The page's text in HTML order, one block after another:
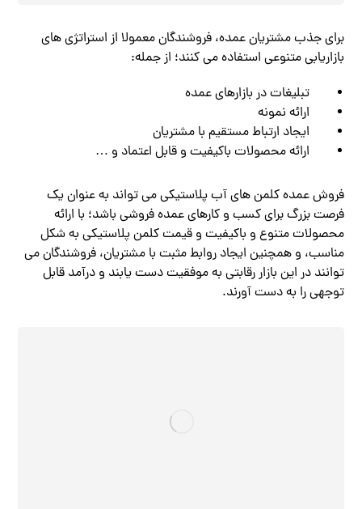
برای جذب مشتریان عمده، فروشندگان معمولا از استراتژی‌ های
بازاریابی متنوعی استفاده می‌ کنند؛ از جمله:
تبلیغات در بازارهای عمده
ارائه نمونه
ایجاد ارتباط مستقیم با مشتریان
ارائه محصولات باکیفیت و قابل اعتماد و …
فروش عمده کلمن‌ های آب پلاستیکی می‌ تواند به عنوان یک
فرصت بزرگ برای کسب و کارهای عمده‌ فروشی باشد؛ با ارائه
محصولات متنوع و باکیفیت و قیمت کلمن پلاستیکی به شکل
مناسب، و همچنین ایجاد روابط مثبت با مشتریان، فروشندگان می‌
توانند در این بازار رقابتی به موفقیت دست یابند و درآمد قابل
توجهی را به دست آورند.